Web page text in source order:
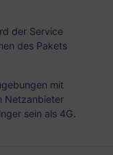
Ihre
in 3
der Service
des Pakets
mit
Netzanbieter
sein als 4G.